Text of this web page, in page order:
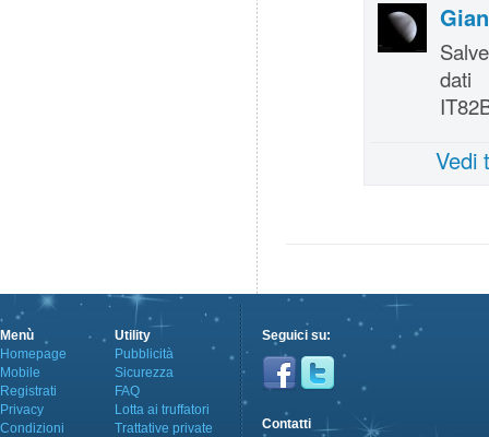
Vedi
Menù
Homepage
Mobile
Registrati
Privacy
Condizioni
Utility
Pubblicità
Sicurezza
FAQ
Lotta ai truffatori
Trattative private
Seguici su:
Contatti